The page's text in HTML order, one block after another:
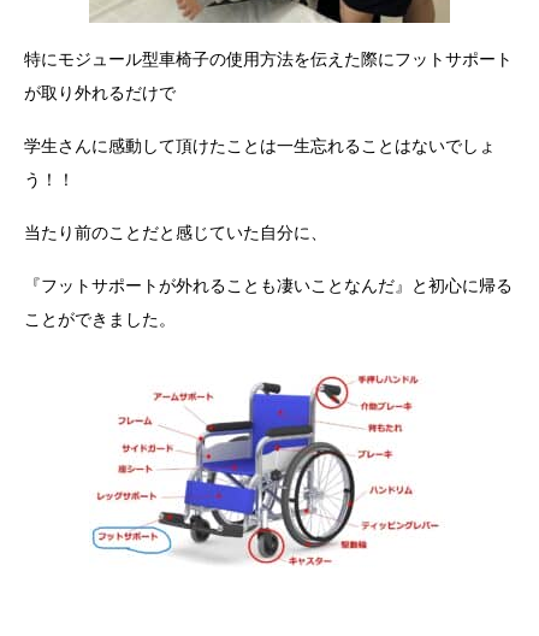
特にモジュール型車椅子の使用方法を伝えた際にフットサポート
が取り外れるだけで
学生さんに感動して頂けたことは一生忘れることはないでしょ
う！！
当たり前のことだと感じていた自分に、
『フットサポートが外れることも凄いことなんだ』と初心に帰る
ことができました。